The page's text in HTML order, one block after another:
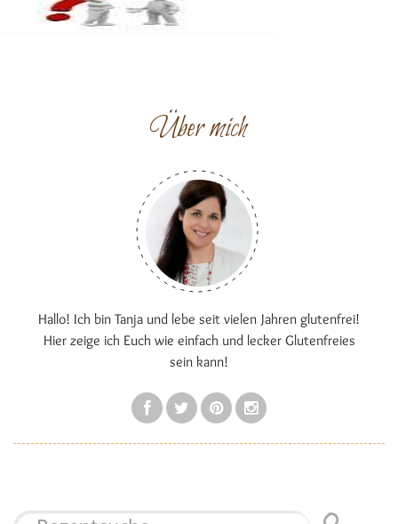
Über mich
Hallo! Ich bin Tanja und lebe seit vielen Jahren glutenfrei!
Hier zeige ich Euch wie einfach und lecker Glutenfreies
sein kann!